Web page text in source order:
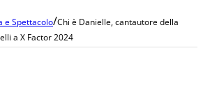
e Spettacolo/Chi è Danielle, cantautore della
a X Factor 2024